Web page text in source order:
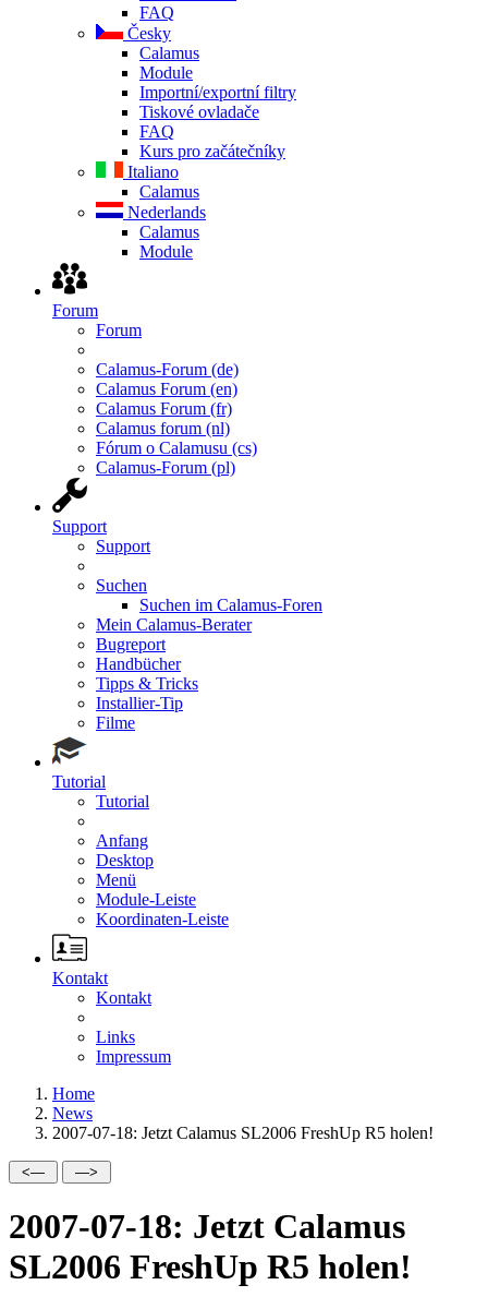
FAQ
Česky
Calamus
Module
Importní/exportní filtry
Tiskové ovladače
FAQ
Kurs pro začátečníky
Italiano
Calamus
Nederlands
Calamus
Module
Forum
Forum
Calamus-Forum (de)
Calamus Forum (en)
Calamus Forum (fr)
Calamus forum (nl)
Fórum o Calamusu (cs)
Calamus-Forum (pl)
Support
Support
Suchen
Suchen im Calamus-Foren
Mein Calamus-Berater
Bugreport
Handbücher
Tipps & Tricks
Installier-Tip
Filme
Tutorial
Tutorial
Anfang
Desktop
Menü
Module-Leiste
Koordinaten-Leiste
Kontakt
Kontakt
Links
Impressum
Home
News
2007-07-18: Jetzt Calamus SL2006 FreshUp R5 holen!
2007-07-18: Jetzt Calamus
SL2006 FreshUp R5 holen!